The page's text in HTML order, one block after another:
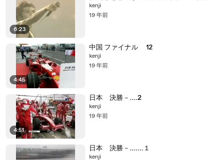
6:23
kenji
19 年前
4:45
中国 ファイナル 12
kenji
19 年前
4:51
日本 決勝－....2
kenji
19 年前
日本 決勝－.......１
kenji